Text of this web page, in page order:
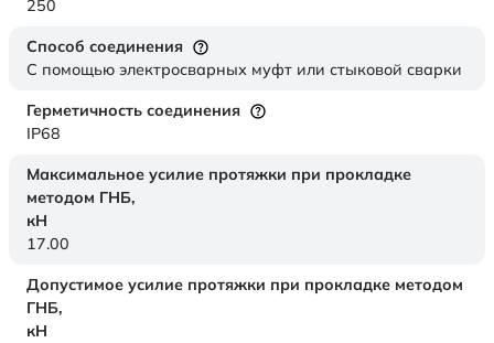
250
Способ соединения
С помощью электросварных муфт или стыковой сварки
Герметичность соединения
IP68
Максимальное усилие протяжки при прокладке
методом ГНБ,
кН
17.00
Допустимое усилие протяжки при прокладке методом
ГНБ,
кН